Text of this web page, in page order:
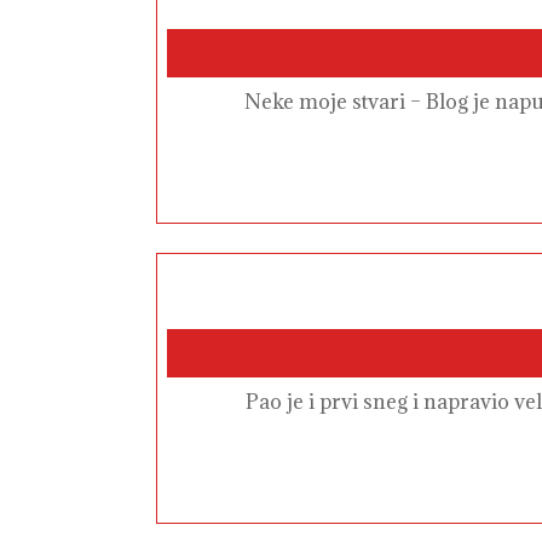
Neke moje stvari – Blog je
Pao je i prvi sneg i napravio